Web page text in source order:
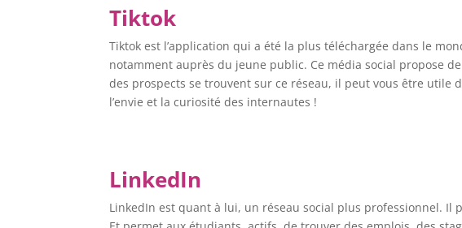
Tiktok
Tiktok est l’application qui a été la plus téléchargée dans le
notamment auprès du jeune public. Ce média social propose
des prospects se trouvent sur ce réseau, il peut vous être utile
l’envie et la curiosité des internautes !
LinkedIn
LinkedIn est quant à lui, un réseau social plus professionnel.